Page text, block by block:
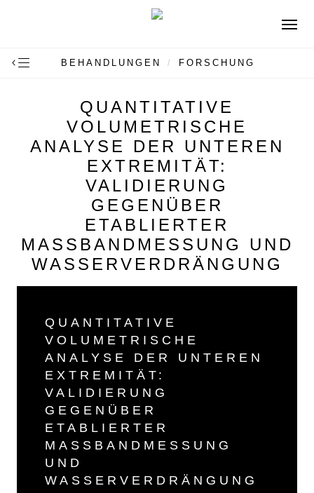
content
Menu
BEHANDLUNGEN / FORSCHUNG
QUANTITATIVE
VOLUMETRISCHE
ANALYSE DER UNTEREN
EXTREMITÄT:
VALIDIERUNG
GEGENÜBER
ETABLIERTER
MASSBANDMESSUNG UND W
ASSERVERDRÄNGUNG
QUANTITATIVE
VOLUMETRISCHE
ANALYSE DER UNTEREN
EXTREMITÄT:
VALIDIERUNG
GEGENÜBER
ETABLIERTER
MASSBANDMESSUNG U
ND W
ASSERVERDRÄNGUNG